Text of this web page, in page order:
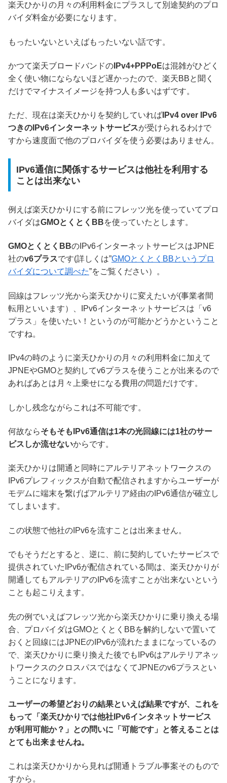
楽天ひかりの月々の利用料金にプラスして別途契約のプロ
バイダ料金が必要になります。
もったいないといえばもったいない話です。
かつて楽天ブロードバンドの IPv4+PPPoEは混雑がひどく
全く使い物にならないほど遅かったので、楽天BBと聞く
だけでマイナスイメージを持つ人も多いはずです。
ただ、現在は楽天ひかりを契約していれば IPv4 over IPv6
つきのIPv6インターネットサービスが受けられるわけで
すから速度面で他のプロバイダを使う必要はありません。
IPv6通信に関係するサービスは他社を利用する
ことは出来ない
例えば楽天ひかりにする前にフレッツ光を使っていてプロ
バイダはGMOとくとくBBを使っていたとします。
GMOとくとくBBのIPv6インターネットサービスはJPNE
社のv6プラスです(詳しくは”GMOとくとくBBというプロ
バイダについて調べた”をご覧ください）。
回線はフレッツ光から楽天ひかりに変えたいが(事業者間
転用といいます）、IPv6インターネットサービスは「v6
プラス」を使いたい！というのが可能かどうかということ
ですね。
IPv4の時のように楽天ひかりの月々の利用料金に加えて
JPNEやGMOと契約してv6プラスを使うことが出来るので
あればあとは月々上乗せになる費用の問題だけです。
しかし残念ながらこれは不可能です。
何故ならそもそもIPv6通信は1本の光回線には1社のサー
ビスしか流せないからです。
楽天ひかりは開通と同時にアルテリアネットワークスの
IPv6プレフィックスが自動で配信されますからユーザーが
モデムに端末を繋げばアルテリア経由のIPv6通信が確立し
てしまいます。
この状態で他社のIPv6を流すことは出来ません。
でもそうだとすると、逆に、前に契約していたサービスで
提供されていたIPv6が配信されている間は、楽天ひかりが
開通してもアルテリアのIPv6を流すことが出来ないという
ことも起こりえます。
先の例でいえばフレッツ光から楽天ひかりに乗り換える場
合、プロバイダはGMOとくとくBBを解約しないで置いて
おくと回線にはJPNEのIPv6が流れたままになっているの
で、楽天ひかりに乗り換えた後でもIPv6はアルテリアネッ
トワークスのクロスパスではなくてJPNEのv6プラスとい
うことになります。
ユーザーの希望どおりの結果といえば結果ですが、これを
もって「楽天ひかりでは他社IPv6インタネットサービス
が利用可能か？」との問いに「可能です」と答えることは
とても出来ませんね。
これは楽天ひかりから見れば開通トラブル事案そのもので
すから。